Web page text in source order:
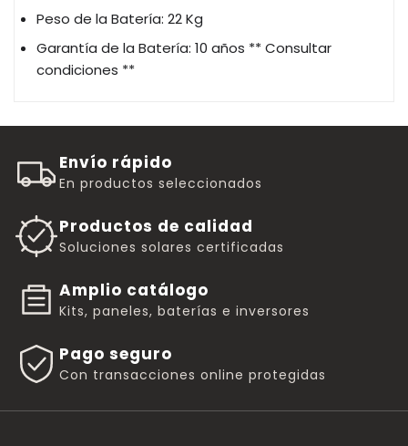
Peso de la Batería: 22 Kg
Garantía de la Batería: 10 años ** Consultar
condiciones **
Envío rápido
En productos seleccionados
Productos de calidad
Soluciones solares certificadas
Amplio catálogo
Kits, paneles, baterías e inversores
Pago seguro
Con transacciones online protegidas